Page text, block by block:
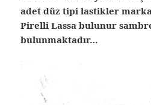
adet düz tipi lastikler
Pirelli Lassa bulunur
bulunmaktadır…